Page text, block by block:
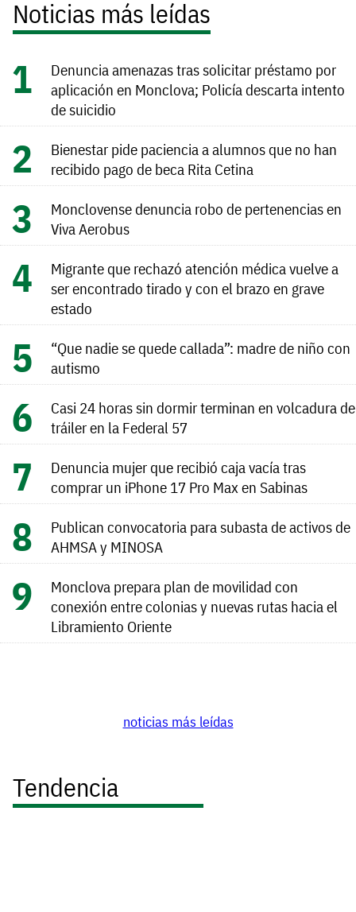
Noticias más leídas
Denuncia amenazas tras solicitar préstamo por
aplicación en Monclova; Policía descarta intento
de suicidio
Bienestar pide paciencia a alumnos que no han
recibido pago de beca Rita Cetina
Monclovense denuncia robo de pertenencias en
Viva Aerobus
Migrante que rechazó atención médica vuelve a
ser encontrado tirado y con el brazo en grave
estado
“Que nadie se quede callada”: madre de niño con
autismo
Casi 24 horas sin dormir terminan en volcadura de
tráiler en la Federal 57
Denuncia mujer que recibió caja vacía tras
comprar un iPhone 17 Pro Max en Sabinas
Publican convocatoria para subasta de activos de
AHMSA y MINOSA
Monclova prepara plan de movilidad con
conexión entre colonias y nuevas rutas hacia el
Libramiento Oriente
noticias más leídas
Tendencia